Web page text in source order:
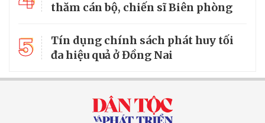
thăm cán bộ, chiến sĩ Biên phòng
5
Tín dụng chính sách phát huy tối
đa hiệu quả ở Đồng Nai